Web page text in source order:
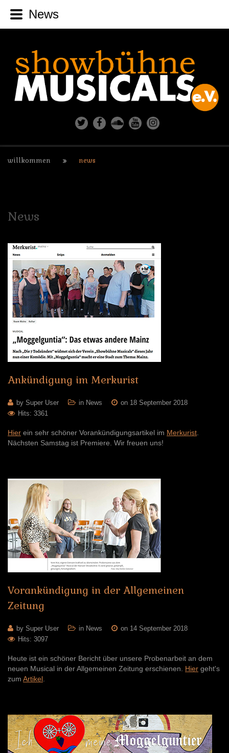
willkommen news
News
Ankündigung im Merkurist
by Super User in News
on 18 September 2018
Hits: 3361
Hier ein sehr schöner Vorankündigungsartikel im Merkurist
Nächsten Samstag ist Premiere. Wir freuen uns!
Vorankündigung in der Allgemeinen
Zeitung
by Super User in News
on 14 September 2018
Hits: 3097
Heute ist ein schöner Bericht über unsere Probenarbeit an dem
neuen Musical in der Allgemeinen Zeitung erschienen. Hier geht's
zum Artikel
News